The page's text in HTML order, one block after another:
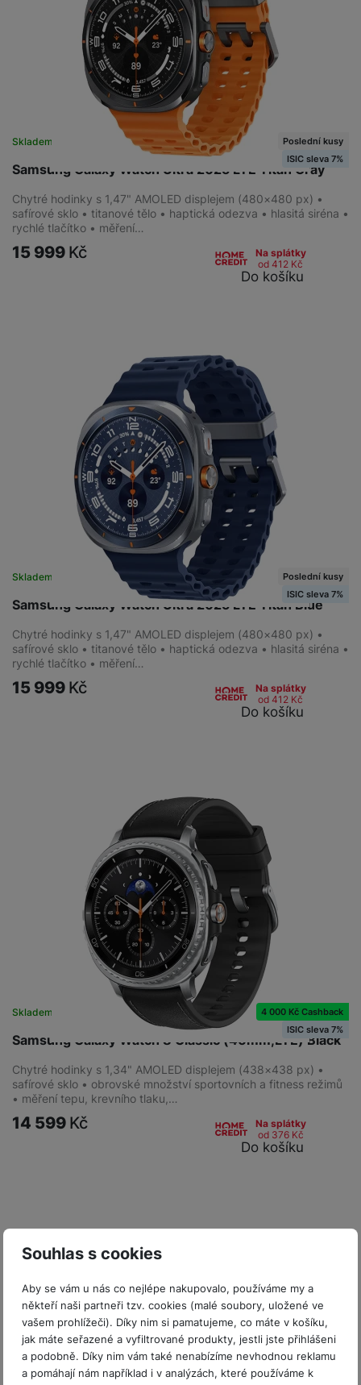
Souhlas s cookies
Aby se vám u nás co nejlépe nakupovalo, používáme my a
někteří naši partneři tzv. cookies (malé soubory, uložené ve
vašem prohlížeči). Díky nim si pamatujeme, co máte v košíku,
jak máte seřazené a vyfiltrované produkty, jestli jste přihlášeni
a podobně. Díky nim vám také nenabízíme nevhodnou reklamu
a pomáhají nám například i v analýzách, které používáme k
Samsung Galaxy Watch Ultra 2025 LTE Titan Gray
Skladem na prodejně na 4 prodejnách
Poslední kusy
ISIC sleva 7%
Chytré hodinky s 1,47" AMOLED displejem (480×480 px) •
safírové sklo • titanové tělo • haptická odezva • hlasitá siréna •
rychlé tlačítko • měření…
15 999 Kč
Na splátky
od 412 Kč
Do košíku
Samsung Galaxy Watch Ultra 2025 LTE Titan Blue
Skladem na prodejně na 4 prodejnách
Poslední kusy
ISIC sleva 7%
Chytré hodinky s 1,47" AMOLED displejem (480×480 px) •
safírové sklo • titanové tělo • haptická odezva • hlasitá siréna •
rychlé tlačítko • měření…
15 999 Kč
Na splátky
od 412 Kč
Do košíku
Samsung Galaxy Watch 8 Classic (46mm,LTE) Black
Skladem na prodejně na 6 prodejnách
4 000 Kč Cashback
ISIC sleva 7%
Chytré hodinky s 1,34" AMOLED displejem (438×438 px) •
safírové sklo • obrovské množství sportovních a fitness režimů
• měření tepu, krevního tlaku,…
14 599 Kč
Na splátky
od 376 Kč
Do košíku